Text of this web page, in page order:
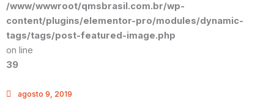
/www/wwwroot/qmsbrasil.com.br/wp-
content/plugins/elementor-pro/modules/dynamic-
tags/tags/post-featured-image.php
on line
39
agosto 9, 2019